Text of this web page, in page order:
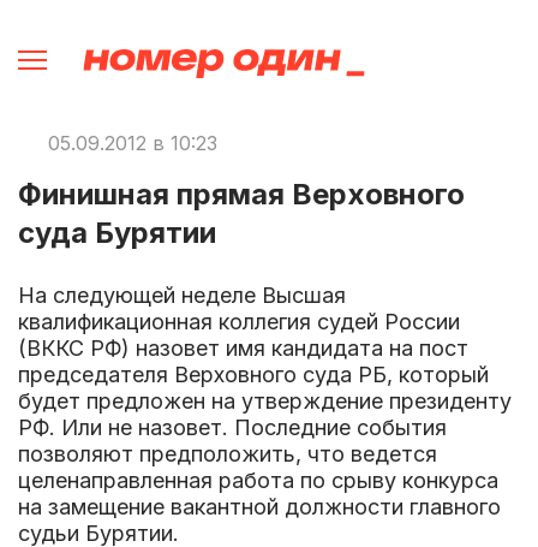
05.09.2012 в 10:23
Финишная прямая Верховного
суда Бурятии
На следующей неделе Высшая
квалификационная коллегия судей России
(ВККС РФ) назовет имя кандидата на пост
председателя Верховного суда РБ, который
будет предложен на утверждение президенту
РФ. Или не назовет. Последние события
позволяют предположить, что ведется
целенаправленная работа по срыву конкурса
на замещение вакантной должности главного
судьи Бурятии.